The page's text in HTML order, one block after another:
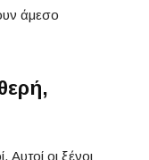
άμεσο
Αυτοί οι ξένοι